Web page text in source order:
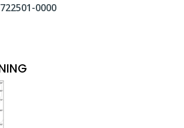
722501-0000